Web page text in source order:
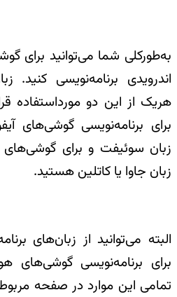
به‌طورکلی شما می‌توانید برای
اندرویدی برنامه‌نویسی کنید.
هریک از این دو مورداستفاده
برای برنامه‌نویسی گوشی‌های
زبان سوئیفت و برای گوشی‌های
زبان جاوا یا کاتلین هستید.
البته می‌توانید از زبان‌های
برای برنامه‌نویسی گوشی‌های
تمامی این موارد در صفحه